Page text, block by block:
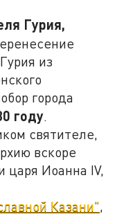
Гурия,
из
города
году.
святителе,
вскоре
царя Иоанна IV,
Казани",